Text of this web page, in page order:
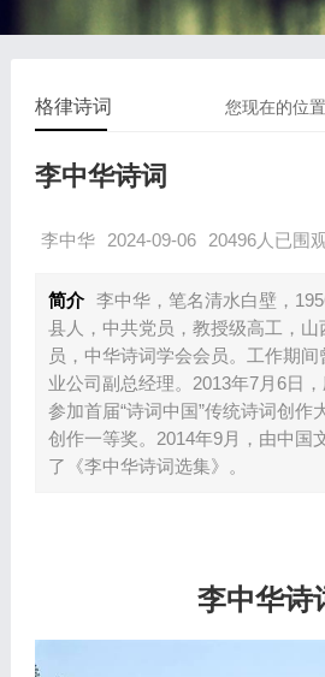
您现在的位置
格律诗词
李中华诗词
李中华 2024-09-06 20496人已围观
简介 李中华，笔名清水白壁，
县人，中共党员，教授级高工，山
员，中华诗词学会会员。工作期
业公司副总经理。2013年7月6日
参加首届“诗词中国”传统诗词创作
创作一等奖。2014年9月，由中国
了《李中华诗词选集》。
李中华诗